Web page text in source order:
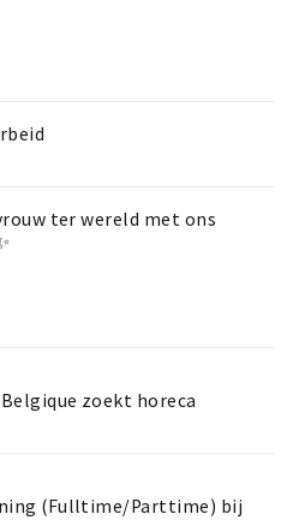
ter wereld met ons
Belgique zoekt horeca
(Fulltime/Parttime) bij